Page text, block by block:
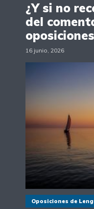
¿Y si no
del
16 junio, 2026
Oposiciones de